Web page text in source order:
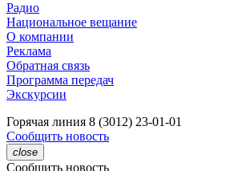
Радио
Национальное вещание
О компании
Реклама
Обратная связь
Программа передач
Экскурсии
Горячая линия 8 (3012) 23-01-01
Сообщить новость
close
Сообщить новость